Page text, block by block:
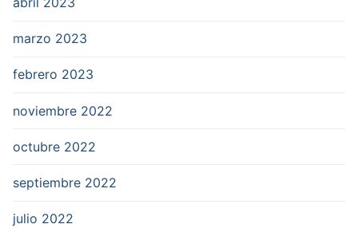
marzo 2023
febrero 2023
noviembre 2022
octubre 2022
septiembre 2022
julio 2022